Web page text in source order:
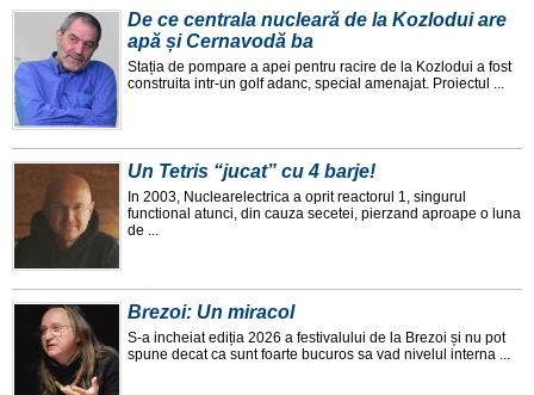
De ce centrala nucleară de la Kozlodui are
apă și Cernavodă ba
Stația de pompare a apei pentru racire de la Kozlodui a fost
construita intr-un golf adanc, special amenajat. Proiectul ...
Un Tetris “jucat” cu 4 barje!
In 2003, Nuclearelectrica a oprit reactorul 1, singurul
functional atunci, din cauza secetei, pierzand aproape o luna
de ...
Brezoi: Un miracol
S-a incheiat ediția 2026 a festivalului de la Brezoi și nu pot
spune decat ca sunt foarte bucuros sa vad nivelul interna ...